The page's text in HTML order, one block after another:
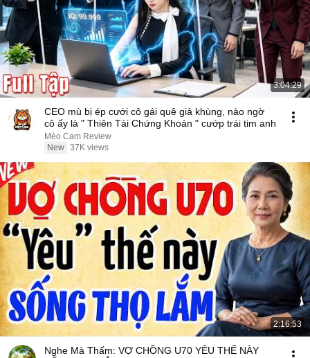
3:04:29
CEO mù bị ép cưới cô gái quê giả khùng, nào ngờ
cô ấy là " Thiên Tài Chứng Khoán " cướp trái tim anh
Mèo Cam Review
New 37K views
2:16:53
Nghe Mà Thấm: VỢ CHỒNG U70 YÊU THẾ NÀY